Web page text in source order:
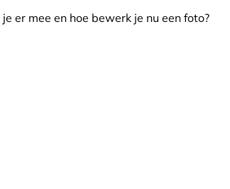
er mee en hoe bewerk je nu een foto?